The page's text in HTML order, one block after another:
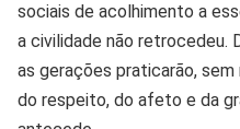
sociais de acolhimento a
a civilidade não retrocedeu.
as gerações praticarão,
do respeito, do afeto e da